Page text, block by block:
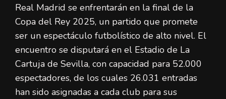
Real Madrid se enfrentarán en la final de la
Copa del Rey 2025, un partido que promete
ser un espectáculo futbolístico de alto nivel. El
encuentro se disputará en el Estadio de La
Cartuja de Sevilla, con capacidad para 52.000
espectadores, de los cuales 26.031 entradas
han sido asignadas a cada club para sus